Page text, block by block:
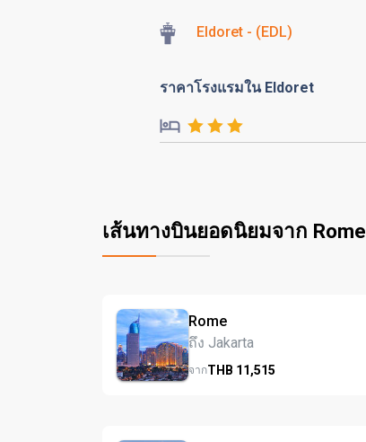
Eldoret - (EDL)
ราคาโรงแรมใน Eldoret
เส้นทางบินยอดนิยมจาก Rome
Rome
ถึง Jakarta
จากTHB 11,515